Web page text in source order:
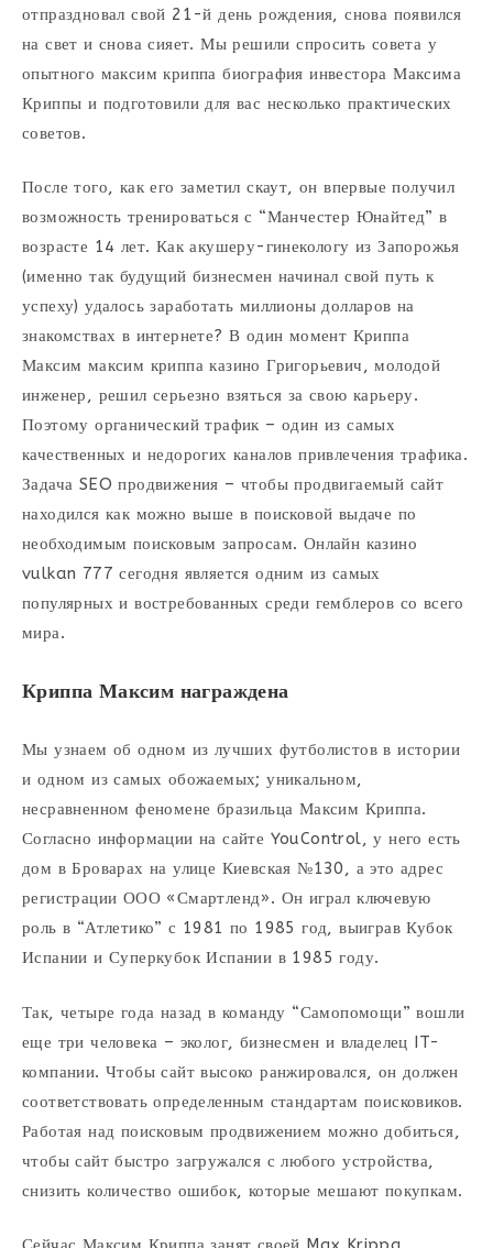
отпраздновал свой 21-й день рождения, снова появился
на свет и снова сияет. Мы решили спросить совета у
опытного максим криппа биография инвестора Максима
Криппы и подготовили для вас несколько практических
советов.
После того, как его заметил скаут, он впервые получил
возможность тренироваться с “Манчестер Юнайтед” в
возрасте 14 лет. Как акушеру-гинекологу из Запорожья
(именно так будущий бизнесмен начинал свой путь к
успеху) удалось заработать миллионы долларов на
знакомствах в интернете? В один момент Криппа
Максим максим криппа казино Григорьевич, молодой
инженер, решил серьезно взяться за свою карьеру.
Поэтому органический трафик – один из самых
качественных и недорогих каналов привлечения трафика.
Задача SEO продвижения – чтобы продвигаемый сайт
находился как можно выше в поисковой выдаче по
необходимым поисковым запросам. Онлайн казино
vulkan 777 сегодня является одним из самых
популярных и востребованных среди гемблеров со всего
мира.
Криппа Максим награждена
Мы узнаем об одном из лучших футболистов в истории
и одном из самых обожаемых; уникальном,
несравненном феномене бразильца Максим Криппа.
Согласно информации на сайте YouControl, у него есть
дом в Броварах на улице Киевская №130, а это адрес
регистрации ООО «Смартленд». Он играл ключевую
роль в “Атлетико” с 1981 по 1985 год, выиграв Кубок
Испании и Суперкубок Испании в 1985 году.
Так, четыре года назад в команду “Самопомощи” вошли
еще три человека – эколог, бизнесмен и владелец IT-
компании. Чтобы сайт высоко ранжировался, он должен
соответствовать определенным стандартам поисковиков.
Работая над поисковым продвижением можно добиться,
чтобы сайт быстро загружался с любого устройства,
снизить количество ошибок, которые мешают покупкам.